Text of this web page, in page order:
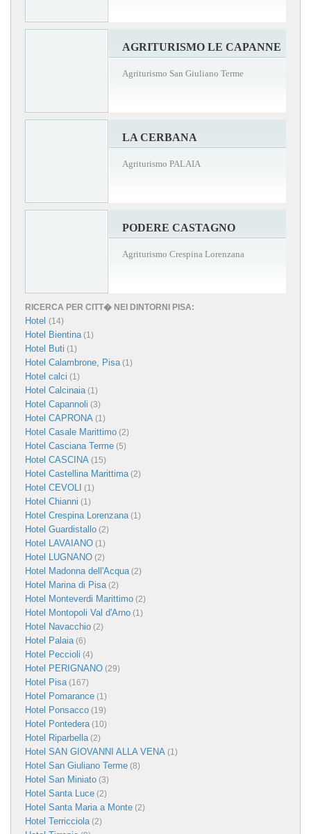
AGRITURISMO LE CAPANNE
Agriturismo San Giuliano Terme
LA CERBANA
Agriturismo PALAIA
PODERE CASTAGNO
Agriturismo Crespina Lorenzana
RICERCA PER CITT� NEI DINTORNI PISA:
Hotel (14)
Hotel Bientina(1)
Hotel Buti (1)
Hotel Calambrone, Pisa(1)
Hotel calci (1)
Hotel Calcinaia(1)
Hotel Capannoli (3)
Hotel CAPRONA (1)
Hotel Casale Marittimo (2)
Hotel Casciana Terme (5)
Hotel CASCINA (15)
Hotel Castellina Marittima(2)
Hotel CEVOLI (1)
Hotel Chianni (1)
Hotel Crespina Lorenzana(1)
Hotel Guardistallo (2)
Hotel LAVAIANO (1)
Hotel LUGNANO (2)
Hotel Madonna dell'Acqua(2)
Hotel Marina di Pisa(2)
Hotel Monteverdi Marittimo (2)
Hotel Montopoli Val d'Arno (1)
Hotel Navacchio (2)
Hotel Palaia(6)
Hotel Peccioli (4)
Hotel PERIGNANO (29)
Hotel Pisa(167)
Hotel Pomarance (1)
Hotel Ponsacco (19)
Hotel Pontedera(10)
Hotel Riparbella(2)
Hotel SAN GIOVANNI ALLA VENA (1)
Hotel San Giuliano Terme (8)
Hotel San Miniato (3)
Hotel Santa Luce (2)
Hotel Santa Maria a Monte (2)
Hotel Terricciola(2)